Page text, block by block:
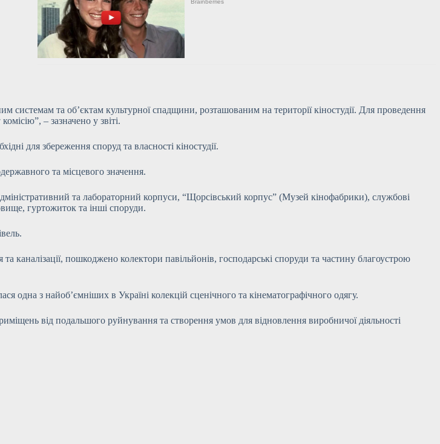
системам та об’єктам культурної спадщини, розташованим на території кіностудії. Для проведення
– зазначено у звіті.
для збереження споруд та власності кіностудії.
та місцевого значення.
та лабораторний корпуси, “Щорсівський корпус” (Музей кінофабрики), службові
гуртожиток та інші споруди.
пошкоджено колектори павільйонів, господарські споруди та частину благоустрою
одна з найоб’ємніших в Україні колекцій сценічного та кінематографічного одягу.
від подальшого руйнування та створення умов для відновлення виробничої діяльності